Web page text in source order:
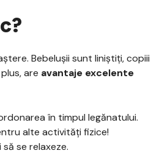
Bebeluşii sunt liniștiți, copiii
are avantaje excelente
în timpul legănatului.
alte activități fizice!
se relaxeze.